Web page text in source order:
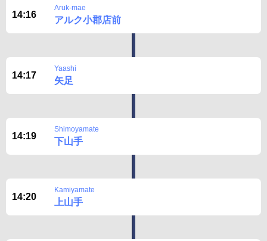
14:16
Aruk-mae
アルク小郡店前
14:17
Yaashi
矢足
14:19
Shimoyamate
下山手
14:20
Kamiyamate
上山手